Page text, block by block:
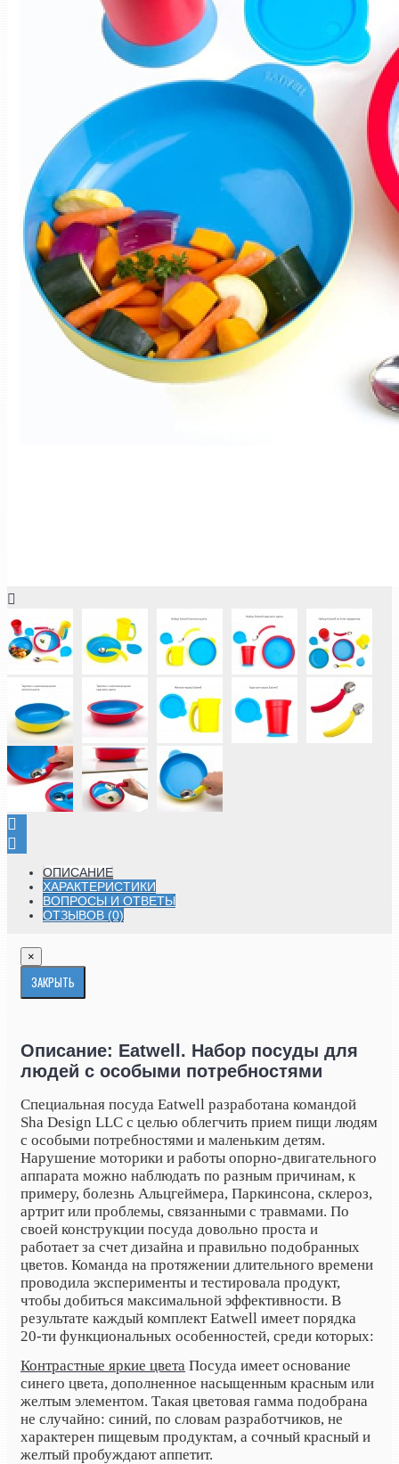
ОПИСАНИЕ
ХАРАКТЕРИСТИКИ
ВОПРОСЫ И ОТВЕТЫ
ОТЗЫВОВ (0)
×
ЗАКРЫТЬ
Описание: Eatwell. Набор посуды для
людей с особыми потребностями
Специальная посуда Eatwell разработана командой
Sha Design LLC с целью облегчить прием пищи людям
с особыми потребностями и маленьким детям.
Нарушение моторики и работы опорно-двигательного
аппарата можно наблюдать по разным причинам, к
примеру, болезнь Альцгеймера, Паркинсона, склероз,
артрит или проблемы, связанными с травмами. По
своей конструкции посуда довольно проста и
работает за счет дизайна и правильно подобранных
цветов. Команда на протяжении длительного времени
проводила эксперименты и тестировала продукт,
чтобы добиться максимальной эффективности. В
результате каждый комплект Eatwell имеет порядка
20-ти функциональных особенностей, среди которых:
Контрастные яркие цвета Посуда имеет основание
синего цвета, дополненное насыщенным красным или
желтым элементом. Такая цветовая гамма подобрана
не случайно: синий, по словам разработчиков, не
характерен пищевым продуктам, а сочный красный и
желтый пробуждают аппетит.